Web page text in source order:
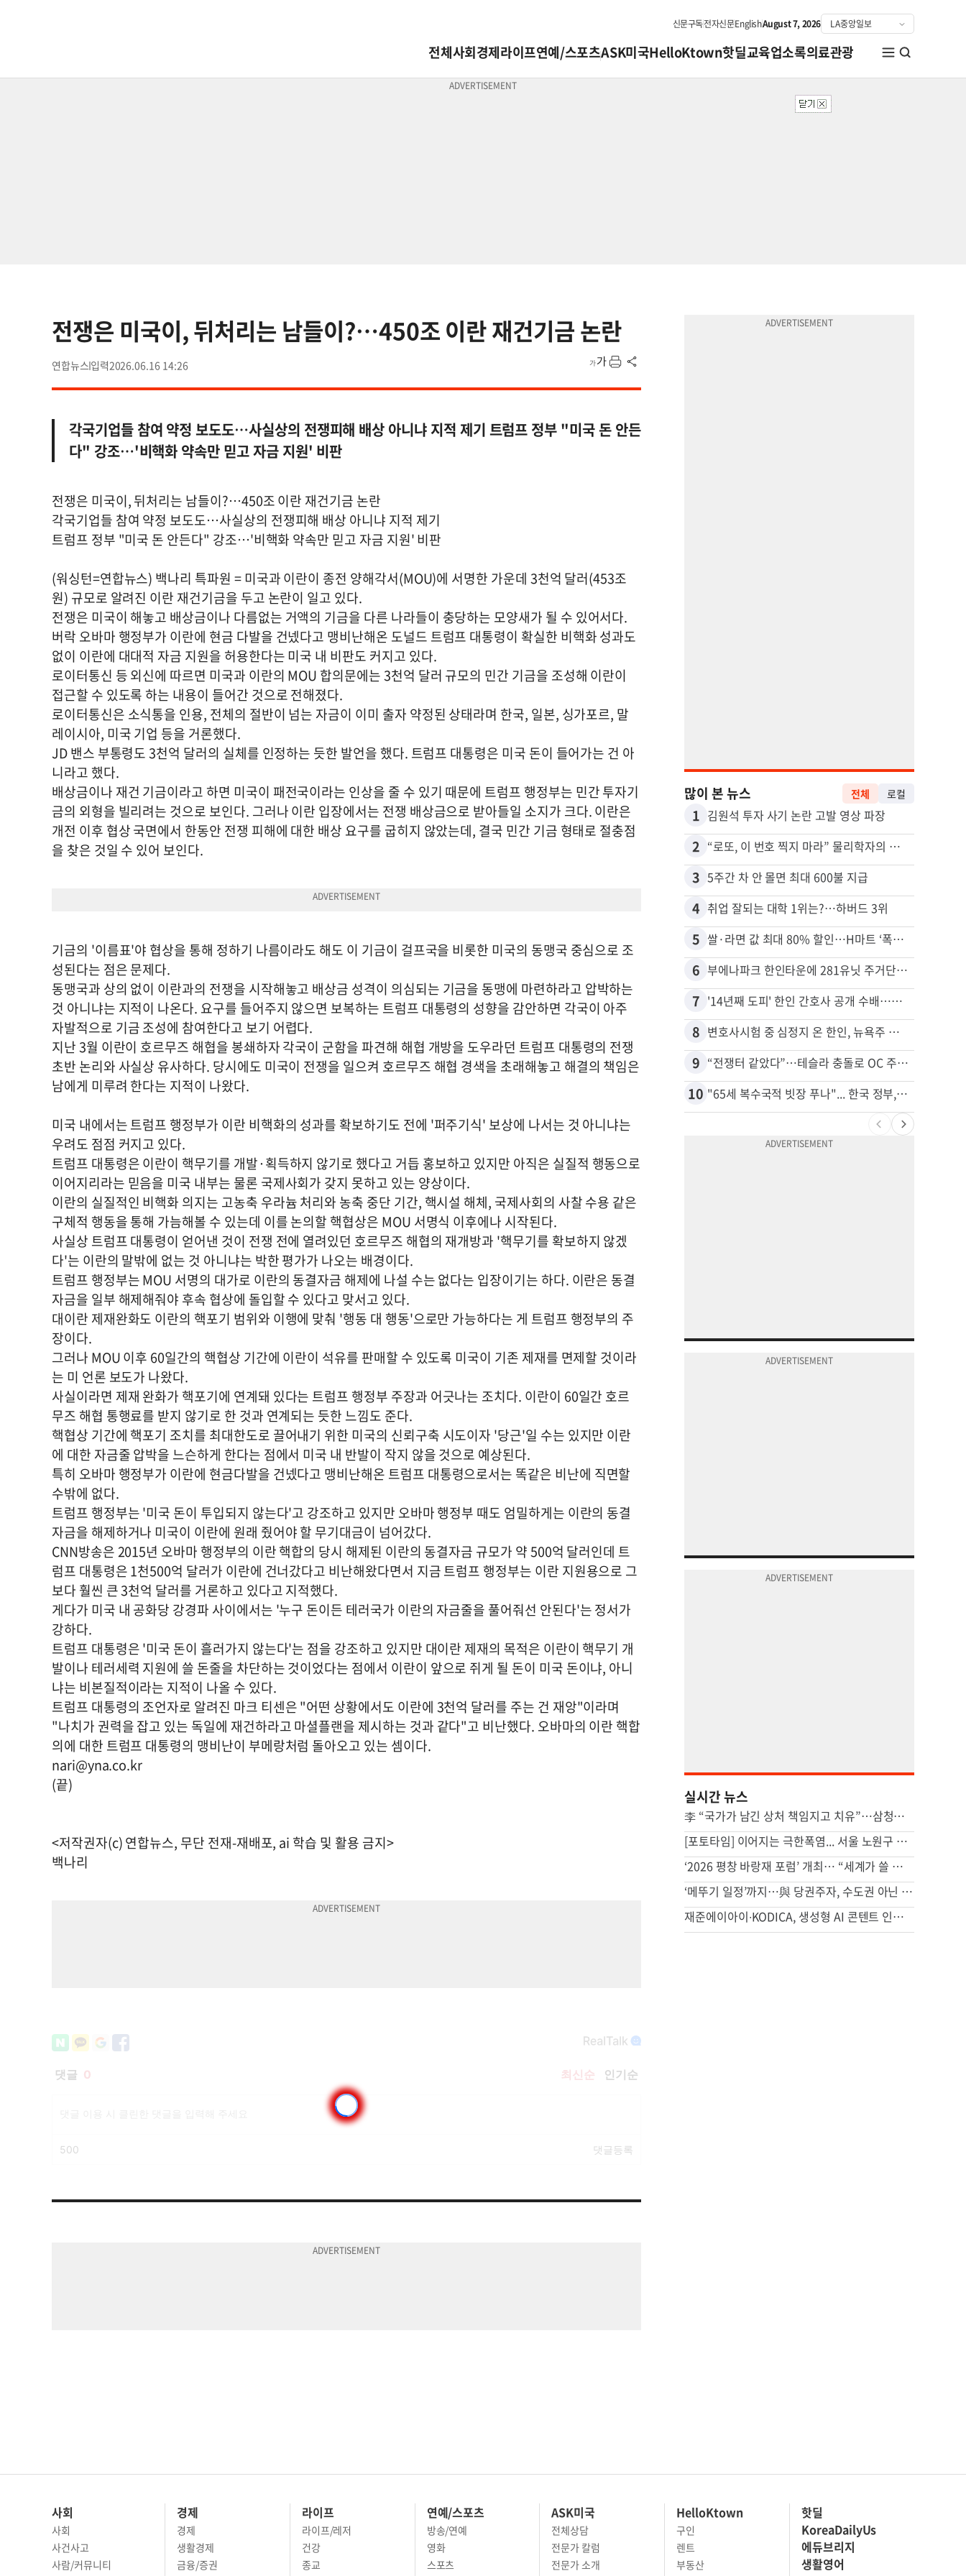
신문구독전자신문EnglishAugust 7, 2026
전체사회경제라이프연예/스포츠ASK미국HelloKtown핫딜교육업소록의료관광
전쟁은 미국이, 뒤처리는 남들이?…450조 이란 재건기금 논란
연합뉴스 2026.06.16 14:26
각국기업들 참여 약정 보도도…사실상의 전쟁피해 배상 아니냐 지적 제기 트럼프 정부 "미국 돈 안든
다" 강조…'비핵화 약속만 믿고 자금 지원' 비판
전쟁은 미국이, 뒤처리는 남들이?…450조 이란 재건기금 논란
각국기업들 참여 약정 보도도…사실상의 전쟁피해 배상 아니냐 지적 제기
트럼프 정부 "미국 돈 안든다" 강조…'비핵화 약속만 믿고 자금 지원' 비판
(워싱턴=연합뉴스) 백나리 특파원 = 미국과 이란이 종전 양해각서(MOU)에 서명한 가운데 3천억 달러(453조
원) 규모로 알려진 이란 재건기금을 두고 논란이 일고 있다.
전쟁은 미국이 해놓고 배상금이나 다름없는 거액의 기금을 다른 나라들이 충당하는 모양새가 될 수 있어서다.
버락 오바마 행정부가 이란에 현금 다발을 건넸다고 맹비난해온 도널드 트럼프 대통령이 확실한 비핵화 성과도
없이 이란에 대대적 자금 지원을 허용한다는 미국 내 비판도 커지고 있다.
로이터통신 등 외신에 따르면 미국과 이란의 MOU 합의문에는 3천억 달러 규모의 민간 기금을 조성해 이란이
접근할 수 있도록 하는 내용이 들어간 것으로 전해졌다.
로이터통신은 소식통을 인용, 전체의 절반이 넘는 자금이 이미 출자 약정된 상태라며 한국, 일본, 싱가포르, 말
레이시아, 미국 기업 등을 거론했다.
JD 밴스 부통령도 3천억 달러의 실체를 인정하는 듯한 발언을 했다. 트럼프 대통령은 미국 돈이 들어가는 건 아
니라고 했다.
배상금이나 재건 기금이라고 하면 미국이 패전국이라는 인상을 줄 수 있기 때문에 트럼프 행정부는 민간 투자기
금의 외형을 빌리려는 것으로 보인다. 그러나 이란 입장에서는 전쟁 배상금으로 받아들일 소지가 크다. 이란은
개전 이후 협상 국면에서 한동안 전쟁 피해에 대한 배상 요구를 굽히지 않았는데, 결국 민간 기금 형태로 절충점
을 찾은 것일 수 있어 보인다.
기금의 '이름표'야 협상을 통해 정하기 나름이라도 해도 이 기금이 걸프국을 비롯한 미국의 동맹국 중심으로 조
성된다는 점은 문제다.
동맹국과 상의 없이 이란과의 전쟁을 시작해놓고 배상금 성격이 의심되는 기금을 동맹에 마련하라고 압박하는
것 아니냐는 지적이 나온다. 요구를 들어주지 않으면 보복하는 트럼프 대통령의 성향을 감안하면 각국이 아주
자발적으로 기금 조성에 참여한다고 보기 어렵다.
지난 3월 이란이 호르무즈 해협을 봉쇄하자 각국이 군함을 파견해 해협 개방을 도우라던 트럼프 대통령의 전쟁
초반 논리와 사실상 유사하다. 당시에도 미국이 전쟁을 일으켜 호르무즈 해협 경색을 초래해놓고 해결의 책임은
남에게 미루려 한다는 지적이 나왔다.
미국 내에서는 트럼프 행정부가 이란 비핵화의 성과를 확보하기도 전에 '퍼주기식' 보상에 나서는 것 아니냐는
우려도 점점 커지고 있다.
트럼프 대통령은 이란이 핵무기를 개발·획득하지 않기로 했다고 거듭 홍보하고 있지만 아직은 실질적 행동으로
이어지리라는 믿음을 미국 내부는 물론 국제사회가 갖지 못하고 있는 양상이다.
이란의 실질적인 비핵화 의지는 고농축 우라늄 처리와 농축 중단 기간, 핵시설 해체, 국제사회의 사찰 수용 같은
구체적 행동을 통해 가늠해볼 수 있는데 이를 논의할 핵협상은 MOU 서명식 이후에나 시작된다.
사실상 트럼프 대통령이 얻어낸 것이 전쟁 전에 열려있던 호르무즈 해협의 재개방과 '핵무기를 확보하지 않겠
다'는 이란의 말밖에 없는 것 아니냐는 박한 평가가 나오는 배경이다.
트럼프 행정부는 MOU 서명의 대가로 이란의 동결자금 해제에 나설 수는 없다는 입장이기는 하다. 이란은 동결
자금을 일부 해제해줘야 후속 협상에 돌입할 수 있다고 맞서고 있다.
대이란 제재완화도 이란의 핵포기 범위와 이행에 맞춰 '행동 대 행동'으로만 가능하다는 게 트럼프 행정부의 주
장이다.
그러나 MOU 이후 60일간의 핵협상 기간에 이란이 석유를 판매할 수 있도록 미국이 기존 제재를 면제할 것이라
는 미 언론 보도가 나왔다.
사실이라면 제재 완화가 핵포기에 연계돼 있다는 트럼프 행정부 주장과 어긋나는 조치다. 이란이 60일간 호르
무즈 해협 통행료를 받지 않기로 한 것과 연계되는 듯한 느낌도 준다.
핵협상 기간에 핵포기 조치를 최대한도로 끌어내기 위한 미국의 신뢰구축 시도이자 '당근'일 수는 있지만 이란
에 대한 자금줄 압박을 느슨하게 한다는 점에서 미국 내 반발이 작지 않을 것으로 예상된다.
특히 오바마 행정부가 이란에 현금다발을 건넸다고 맹비난해온 트럼프 대통령으로서는 똑같은 비난에 직면할
수밖에 없다.
트럼프 행정부는 '미국 돈이 투입되지 않는다'고 강조하고 있지만 오바마 행정부 때도 엄밀하게는 이란의 동결
자금을 해제하거나 미국이 이란에 원래 줬어야 할 무기대금이 넘어갔다.
CNN방송은 2015년 오바마 행정부의 이란 핵합의 당시 해제된 이란의 동결자금 규모가 약 500억 달러인데 트
럼프 대통령은 1천500억 달러가 이란에 건너갔다고 비난해왔다면서 지금 트럼프 행정부는 이란 지원용으로 그
보다 훨씬 큰 3천억 달러를 거론하고 있다고 지적했다.
게다가 미국 내 공화당 강경파 사이에서는 '누구 돈이든 테러국가 이란의 자금줄을 풀어줘선 안된다'는 정서가
강하다.
트럼프 대통령은 '미국 돈이 흘러가지 않는다'는 점을 강조하고 있지만 대이란 제재의 목적은 이란이 핵무기 개
발이나 테러세력 지원에 쓸 돈줄을 차단하는 것이었다는 점에서 이란이 앞으로 쥐게 될 돈이 미국 돈이냐, 아니
냐는 비본질적이라는 지적이 나올 수 있다.
트럼프 대통령의 조언자로 알려진 마크 티센은 "어떤 상황에서도 이란에 3천억 달러를 주는 건 재앙"이라며
"나치가 권력을 잡고 있는 독일에 재건하라고 마셜플랜을 제시하는 것과 같다"고 비난했다. 오바마의 이란 핵합
의에 대한 트럼프 대통령의 맹비난이 부메랑처럼 돌아오고 있는 셈이다.
nari@yna.co.kr
(끝)
<저작권자(c) 연합뉴스, 무단 전재-재배포, ai 학습 및 활용 금지>
백나리
많이 본 뉴스 전체 로컬
1 김원석 투자 사기 논란 고발 영상 파장
2 “로또, 이 번호 찍지 마라” 물리학자의 당첨금 높이는 비밀
3 5주간 차 안 몰면 최대 600불 지급
4 취업 잘되는 대학 1위는?…하버드 3위
5 쌀·라면 값 최대 80% 할인…H마트 ‘폭탄 세일’
6 부에나파크 한인타운에 281유닛 주거단지 들어선다
7 '14년째 도피' 한인 간호사 공개 수배…메디케어 사기 유죄
8 변호사시험 중 심정지 온 한인, 뉴욕주 제소
9 “전쟁터 같았다”…테슬라 충돌로 OC 주택 4채 파손
10 "65세 복수국적 빗장 푸나"... 한국 정부, 연령 완화 전면 추진
실시간 뉴스
李 “국가가 남긴 상처 책임지고 치유”…삼청교육대 등 첫 사과
[포토타임] 이어지는 극한폭염... 서울 노원구 40도 넘어
‘2026 평창 바랑재 포럼’ 개최… “세계가 쓸 산업 AI 표준 만들어야”
‘메뚜기 일정’까지…與 당권주자, 수도권 아닌 호남 집중 이유
재준에이아이∙KODICA, 생성형 AI 콘텐트 인재양성 MOU
사회
사회
경제
경제
라이프
라이프/레저
연예/스포츠
방송/연예
ASK미국
전체상담
HelloKtown
구인
핫딜
KoreaDailyUs